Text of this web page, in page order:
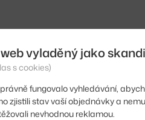
vyladěný jako
s cookies)
fungovalo vyhledávání,
zjistili stav vaší objednávky a
nevhodnou reklamou.